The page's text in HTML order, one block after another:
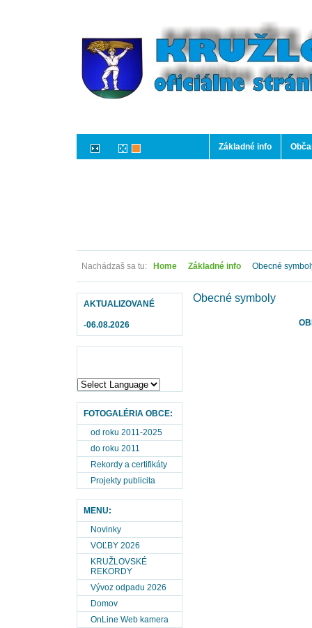
Základné info
Nachádzaš sa tu: Home Základné info Obecné
AKTUALIZOVANÉ
-06.08.2026
FOTOGALÉRIA OBCE:
od roku 2011-2025
do roku 2011
Rekordy a certifikáty
Projekty publicita
MENU:
Novinky
VOĽBY 2026
KRUŽLOVSKÉ
REKORDY
Vývoz odpadu 2026
Domov
OnLine Web kamera
Obecné symboly